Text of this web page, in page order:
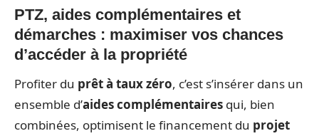
PTZ, aides complémentaires et
démarches : maximiser vos chances
d’accéder à la propriété
Profiter du prêt à taux zéro, c’est s’insérer dans un
ensemble d’aides complémentaires qui, bien
combinées, optimisent le financement du projet